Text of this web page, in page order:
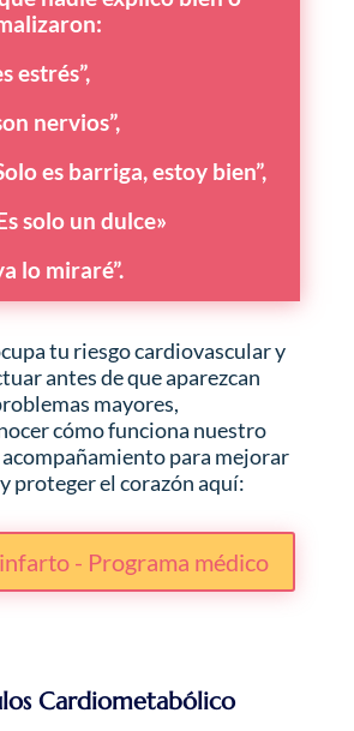
estrés”,
nervios”,
es barriga, estoy bien”,
solo un dulce»
lo miraré”.
tu riesgo cardiovascular y
antes de que aparezcan
mayores,
cómo funciona nuestro
para mejorar
proteger el corazón aquí:
- Programa médico
Cardiometabólico